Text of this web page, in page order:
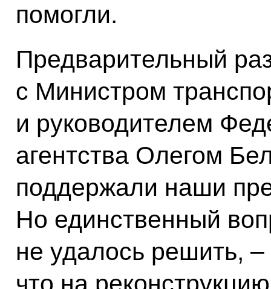
помогли.
Предварительный
с Министром
и руководителем
агентства Олегом
поддержали наши
Но единственный
не удалось решить, –
что на